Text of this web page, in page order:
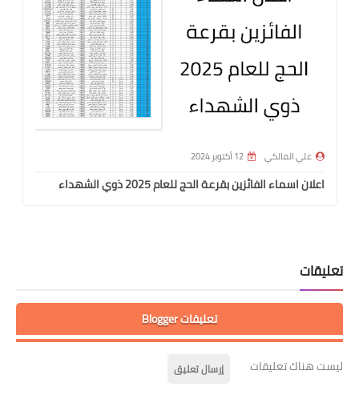
علي المالكي 12 أكتوبر 2024
اعلان اسماء الفائزين بقرعة الحج للعام 2025 ذوي الشهداء
تعليقات
تعليقات Blogger
ليست هناك تعليقات إرسال تعليق